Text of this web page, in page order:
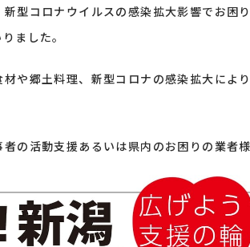
型コロナウイルスの感染拡大影響でお困
ました。
や郷土料理、新型コロナの感染拡大によ
の活動支援あるいは県内のお困りの業者